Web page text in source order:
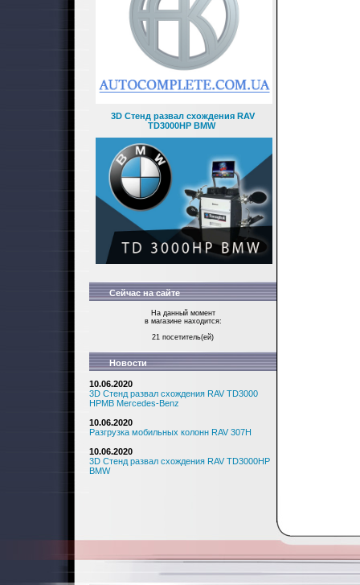
3D Стенд развал схождения RAV
TD3000HP BMW
Сейчас на сайте
На данный момент
в магазине находится:
21 посетитель(ей)
Новости
10.06.2020
3D Стенд развал схождения RAV TD3000
HPMB Mercedes-Benz
10.06.2020
Разгрузка мобильных колонн RAV 307H
10.06.2020
3D Стенд развал схождения RAV TD3000HP
BMW